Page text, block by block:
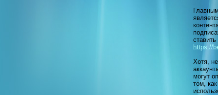
https://
Хотя,
могут
том,